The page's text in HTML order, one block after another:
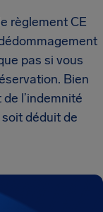
règlement CE
pas si vous
Bien
l’indemnité
déduit de